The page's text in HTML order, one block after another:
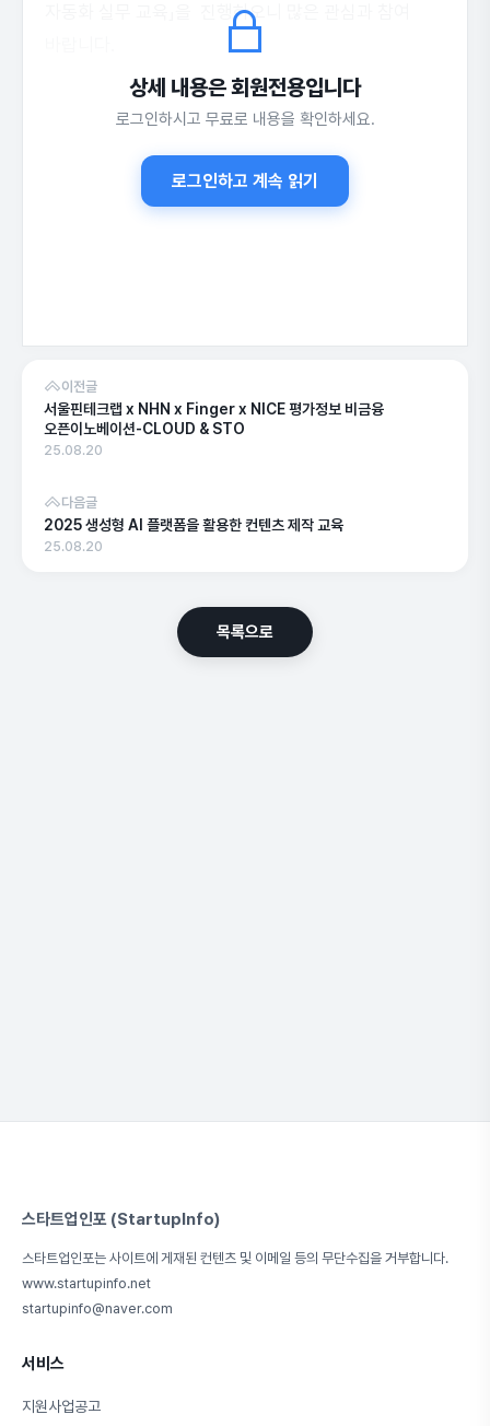
상세 내용은 회원전용입니다
로그인하시고 무료로 내용을 확인하세요.
로그인하고 계속 읽기
자동화 실무 교육」을 진행하오니 많은 관심과 참여
상세 정보는 공고 원문을 확인해 주세요.
이전글
서울핀테크랩 x NHN x Finger x NICE 평가정보 비금융
오픈이노베이션-CLOUD & STO
25.08.20
다음글
2025 생성형 AI 플랫폼을 활용한 컨텐츠 제작 교육
25.08.20
목록으로
스타트업인포 (StartupInfo)
스타트업인포는 사이트에 게재된 컨텐츠 및 이메일 등의 무단수집을 거부합니다.
www.startupinfo.net
startupinfo@naver.com
서비스
지원사업공고